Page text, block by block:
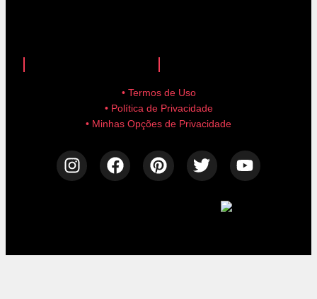
• Termos de Uso
• Política de Privacidade
• Minhas Opções de Privacidade